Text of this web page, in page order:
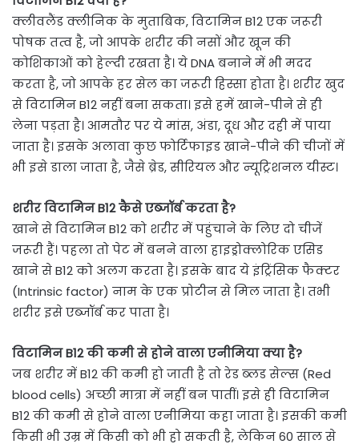
क्‍लीवलैंड क्‍लीन‍िक के मुताब‍िक, विटामिन B12 एक जरूरी
पोषक तत्व है, जो आपके शरीर की नसों और खून की
कोशिकाओं को हेल्‍दी रखता है। ये DNA बनाने में भी मदद
करता है, जो आपके हर सेल का जरूरी हिस्सा होता है। शरीर खुद
से विटामिन B12 नहीं बना सकता। इसे हमें खाने-पीने से ही
लेना पड़ता है। आमतौर पर ये मांस, अंडा, दूध और दही में पाया
जाता है। इसके अलावा कुछ फोर्टिफाइड खाने-पीने की चीजों में
भी इसे डाला जाता है, जैसे ब्रेड, सीरियल और न्यूट्रिशनल यीस्ट।
शरीर विटामिन B12 कैसे एब्‍जॉर्ब करता है?
खाने से विटामिन B12 को शरीर में पहुंचाने के लिए दो चीजें
जरूरी हैं। पहला तो पेट में बनने वाला हाइड्रोक्लोरिक एसिड
खाने से B12 को अलग करता है। इसके बाद ये इंट्रिंसिक फैक्टर
(Intrinsic factor) नाम के एक प्रोटीन से मिल जाता है। तभी
शरीर इसे एब्‍जॉर्ब कर पाता है।
विटामिन B12 की कमी से होने वाला एनीमिया क्या है?
जब शरीर में B12 की कमी हो जाती है तो रेड ब्‍लड सेल्‍स (Red
blood cells) अच्‍छी मात्रा में नहीं बन पातीं। इसे ही विटामिन
B12 की कमी से होने वाला एनीमिया कहा जाता है। इसकी कमी
किसी भी उम्र में किसी को भी हो सकती है, लेकिन 60 साल से